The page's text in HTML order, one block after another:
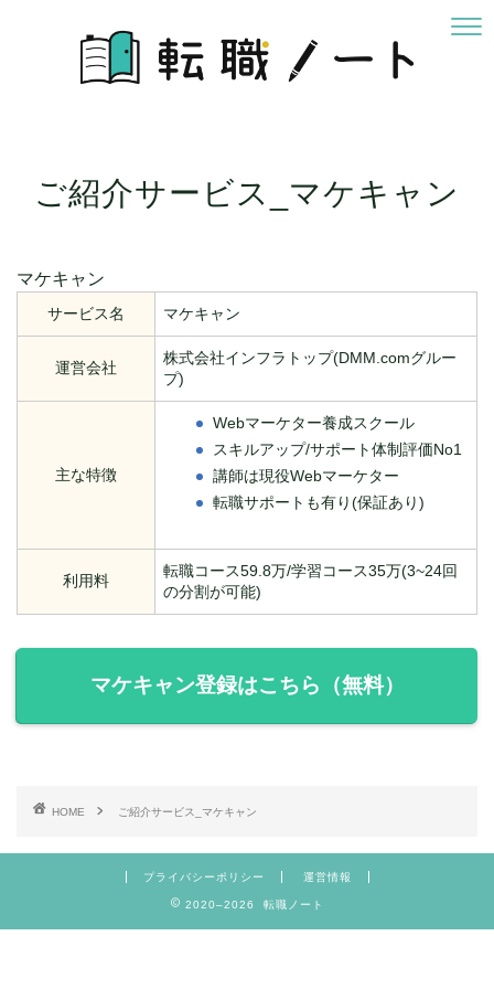
ご紹介サービス_マケキャン
マケキャン
サービス名 マケキャン
運営会社
株式会社インフラトップ(DMM.comグルー
プ)
主な特徴
Webマーケター養成スクール
スキルアップ/サポート体制評価No1
講師は現役Webマーケター
転職サポートも有り(保証あり)
利用料
転職コース59.8万/学習コース35万(3~24回
の分割が可能)
マケキャン登録はこちら（無料）
HOME ご紹介サービス_マケキャン
プライバシーポリシー 運営情報
2020–2026 転職ノート